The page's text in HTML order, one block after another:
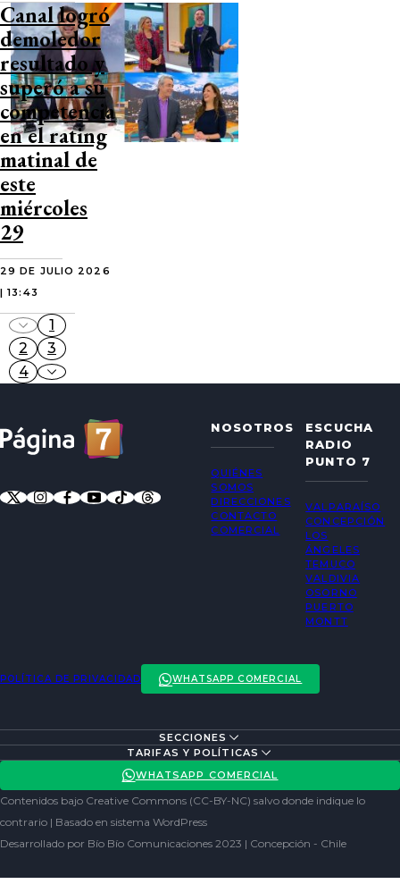
Canal logró
demoledor
resultado y
superó a su
competencia
en el rating
matinal de
este
miércoles
29
29 DE JULIO 2026
| 13:43
1
2
3
4
NOSOTROS
QUIÉNES
SOMOS
DIRECCIONES
CONTACTO
COMERCIAL
ESCUCHA
RADIO
PUNTO 7
VALPARAÍSO
CONCEPCIÓN
LOS
ÁNGELES
TEMUCO
VALDIVIA
OSORNO
PUERTO
MONTT
POLÍTICA DE PRIVACIDAD WHATSAPP COMERCIAL
SECCIONES
ACTUALIDAD
REDES SOCIALES
TARIFAS Y POLÍTICAS
POLÍTICA DE PRIVACIDAD
WHATSAPP COMERCIAL
Contenidos bajo Creative Commons (CC-BY-NC) salvo donde indique lo
contrario | Basado en sistema WordPress
Desarrollado por Bío Bío Comunicaciones 2023 | Concepción - Chile